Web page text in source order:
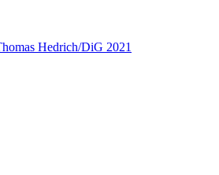
Hedrich/DiG 2021